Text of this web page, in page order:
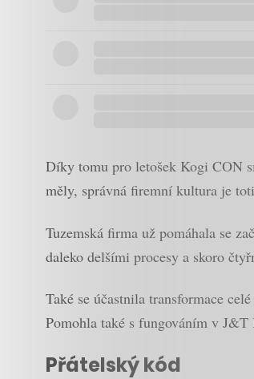
Díky tomu pro letošek Kogi CON
měly, správná firemní kultura je
Tuzemská firma už pomáhala se
daleko delšími procesy a skoro
Také se účastnila transformace
Pomohla také s fungováním v
Přátelský kód